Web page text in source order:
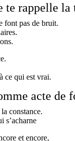
te rappelle la
font pas de bruit.
ce qui est vrai.
acte de
constance.
s’acharne
et encore,